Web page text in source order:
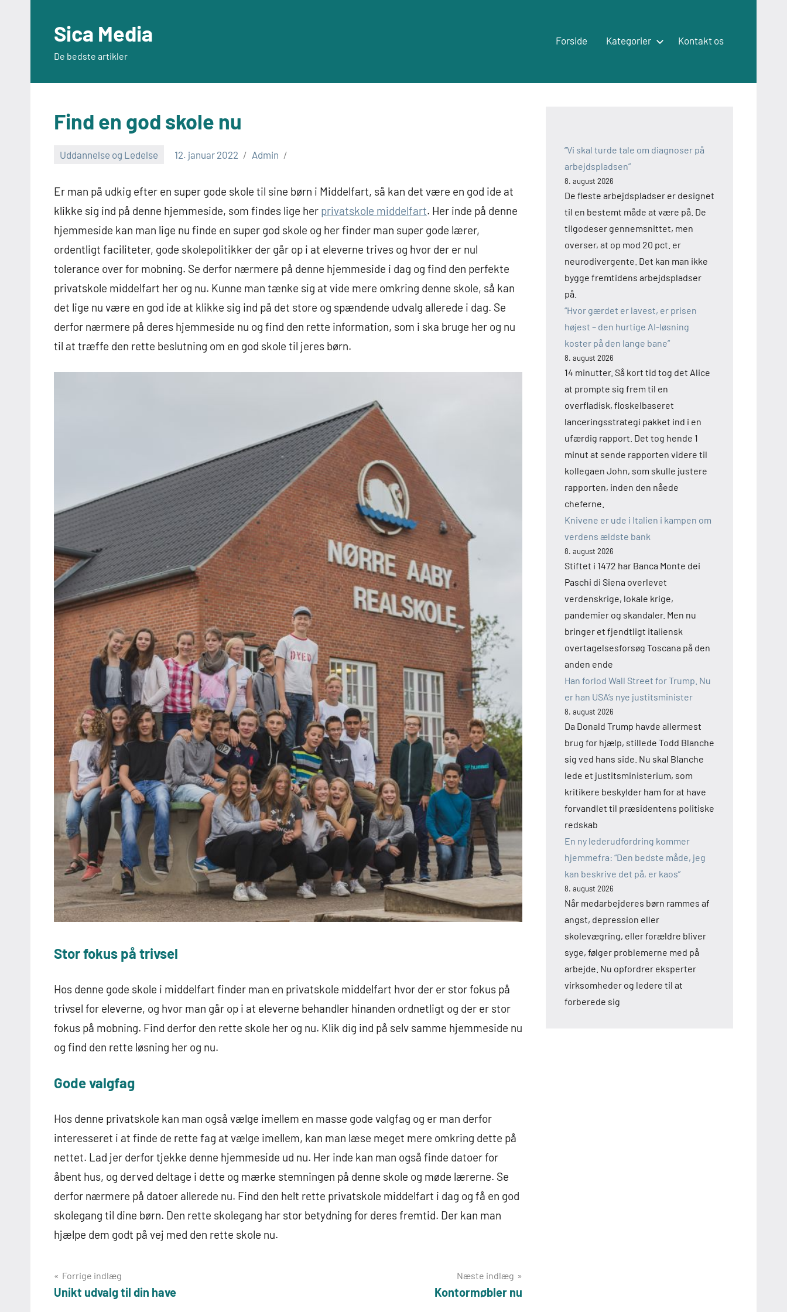
indholdSica Media
De bedste artikler
Forside Kategorier Kontakt os
Find en god skole nu
Uddannelse og Ledelse 12. januar 2022 Admin
Er man på udkig efter en super gode skole til sine børn i Middelfart, så kan det være en god ide at
klikke sig ind på denne hjemmeside, som findes lige her privatskole middelfart. Her inde på denne
hjemmeside kan man lige nu finde en super god skole og her finder man super gode lærer,
ordentligt faciliteter, gode skolepolitikker der går op i at eleverne trives og hvor der er nul
tolerance over for mobning. Se derfor nærmere på denne hjemmeside i dag og find den perfekte
privatskole middelfart her og nu. Kunne man tænke sig at vide mere omkring denne skole, så kan
det lige nu være en god ide at klikke sig ind på det store og spændende udvalg allerede i dag. Se
derfor nærmere på deres hjemmeside nu og find den rette information, som i ska bruge her og nu
til at træffe den rette beslutning om en god skole til jeres børn.
Stor fokus på trivsel
Hos denne gode skole i middelfart finder man en privatskole middelfart hvor der er stor fokus på
trivsel for eleverne, og hvor man går op i at eleverne behandler hinanden ordnetligt og der er stor
fokus på mobning. Find derfor den rette skole her og nu. Klik dig ind på selv samme hjemmeside nu
og find den rette løsning her og nu.
Gode valgfag
Hos denne privatskole kan man også vælge imellem en masse gode valgfag og er man derfor
interesseret i at finde de rette fag at vælge imellem, kan man læse meget mere omkring dette på
nettet. Lad jer derfor tjekke denne hjemmeside ud nu. Her inde kan man også finde datoer for
åbent hus, og derved deltage i dette og mærke stemningen på denne skole og møde lærerne. Se
derfor nærmere på datoer allerede nu. Find den helt rette privatskole middelfart i dag og få en god
skolegang til dine børn. Den rette skolegang har stor betydning for deres fremtid. Der kan man
hjælpe dem godt på vej med den rette skole nu.
Indlægsnavigation
Forrige indlæg
Unikt udvalg til din have
Næste indlæg
Kontormøbler nu
“Vi skal turde tale om diagnoser på
arbejdspladsen”
8. august 2026
De fleste arbejdspladser er designet
til en bestemt måde at være på. De
tilgodeser gennemsnittet, men
overser, at op mod 20 pct. er
neurodivergente. Det kan man ikke
bygge fremtidens arbejdspladser
på.
“Hvor gærdet er lavest, er prisen
højest – den hurtige AI-løsning
koster på den lange bane”
8. august 2026
14 minutter. Så kort tid tog det Alice
at prompte sig frem til en
overfladisk, floskelbaseret
lanceringsstrategi pakket ind i en
ufærdig rapport. Det tog hende 1
minut at sende rapporten videre til
kollegaen John, som skulle justere
rapporten, inden den nåede
cheferne.
Knivene er ude i Italien i kampen om
verdens ældste bank
8. august 2026
Stiftet i 1472 har Banca Monte dei
Paschi di Siena overlevet
verdenskrige, lokale krige,
pandemier og skandaler. Men nu
bringer et fjendtligt italiensk
overtagelsesforsøg Toscana på den
anden ende
Han forlod Wall Street for Trump. Nu
er han USA’s nye justitsminister
8. august 2026
Da Donald Trump havde allermest
brug for hjælp, stillede Todd Blanche
sig ved hans side. Nu skal Blanche
lede et justitsministerium, som
kritikere beskylder ham for at have
forvandlet til præsidentens politiske
redskab
En ny lederudfordring kommer
hjemmefra: “Den bedste måde, jeg
kan beskrive det på, er kaos”
8. august 2026
Når medarbejderes børn rammes af
angst, depression eller
skolevægring, eller forældre bliver
syge, følger problemerne med på
arbejde. Nu opfordrer eksperter
virksomheder og ledere til at
forberede sig